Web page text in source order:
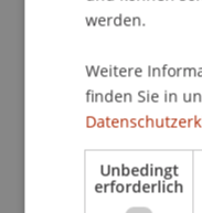
und Digitalisierung
Forschung
Cyberresilienz -
2 EWR-DORA-DG
werden.
Weitere
finden Sie in
Unbedingt
erforderlich